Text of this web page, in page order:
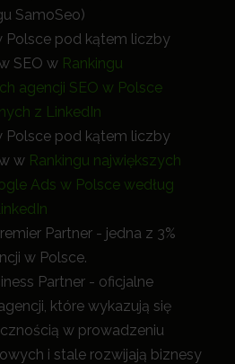
SamoSeo)
Polsce pod kątem liczby
SEO w Rankingu
agencji SEO w Polsce
z LinkedIn
Polsce pod kątem liczby
w Rankingu największych
Ads w Polsce według
Partner - jedna z 3%
w Polsce.
Partner - oficjalne
które wykazują się
w prowadzeniu
i stale rozwijają biznesy